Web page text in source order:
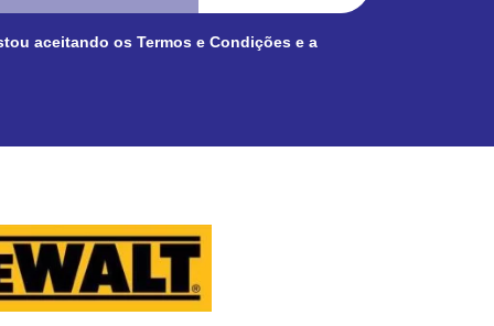
aceitando os Termos e Condições e a